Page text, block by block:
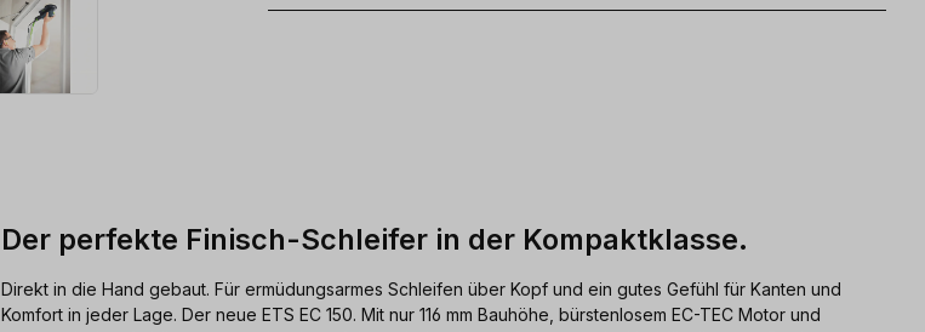
Der perfekte Finisch-Schleifer in der Kompaktklasse.
Direkt in die Hand gebaut. Für ermüdungsarmes Schleifen über Kopf und ein gutes Gefühl für Kanten und
Komfort in jeder Lage. Der neue ETS EC 150. Mit nur 116 mm Bauhöhe, bürstenlosem EC-TEC Motor und